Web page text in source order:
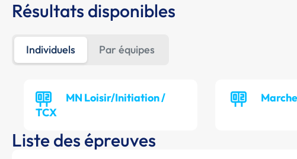
Résultats disponibles
Individuels Par équipes
MN Loisir/Initiation /
TCX
Liste des épreuves